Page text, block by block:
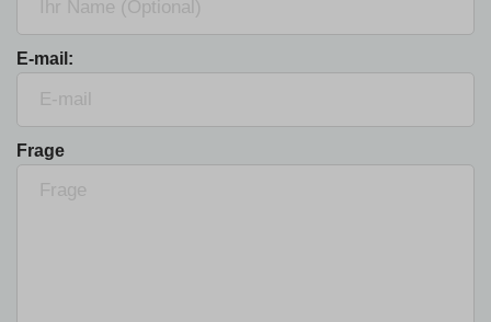
E-mail:
Frage